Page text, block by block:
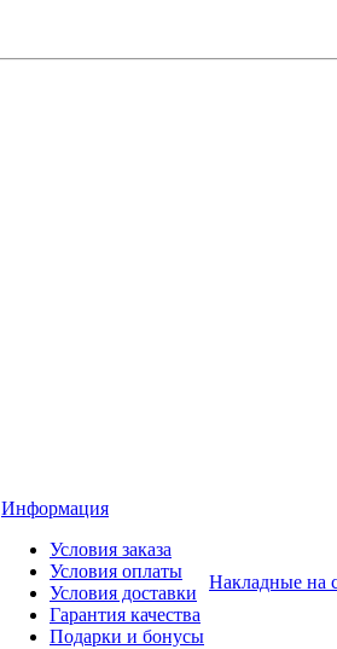
Информация
Условия заказа
Условия оплаты
Условия доставки
Гарантия качества
Подарки и бонусы
Накладные на